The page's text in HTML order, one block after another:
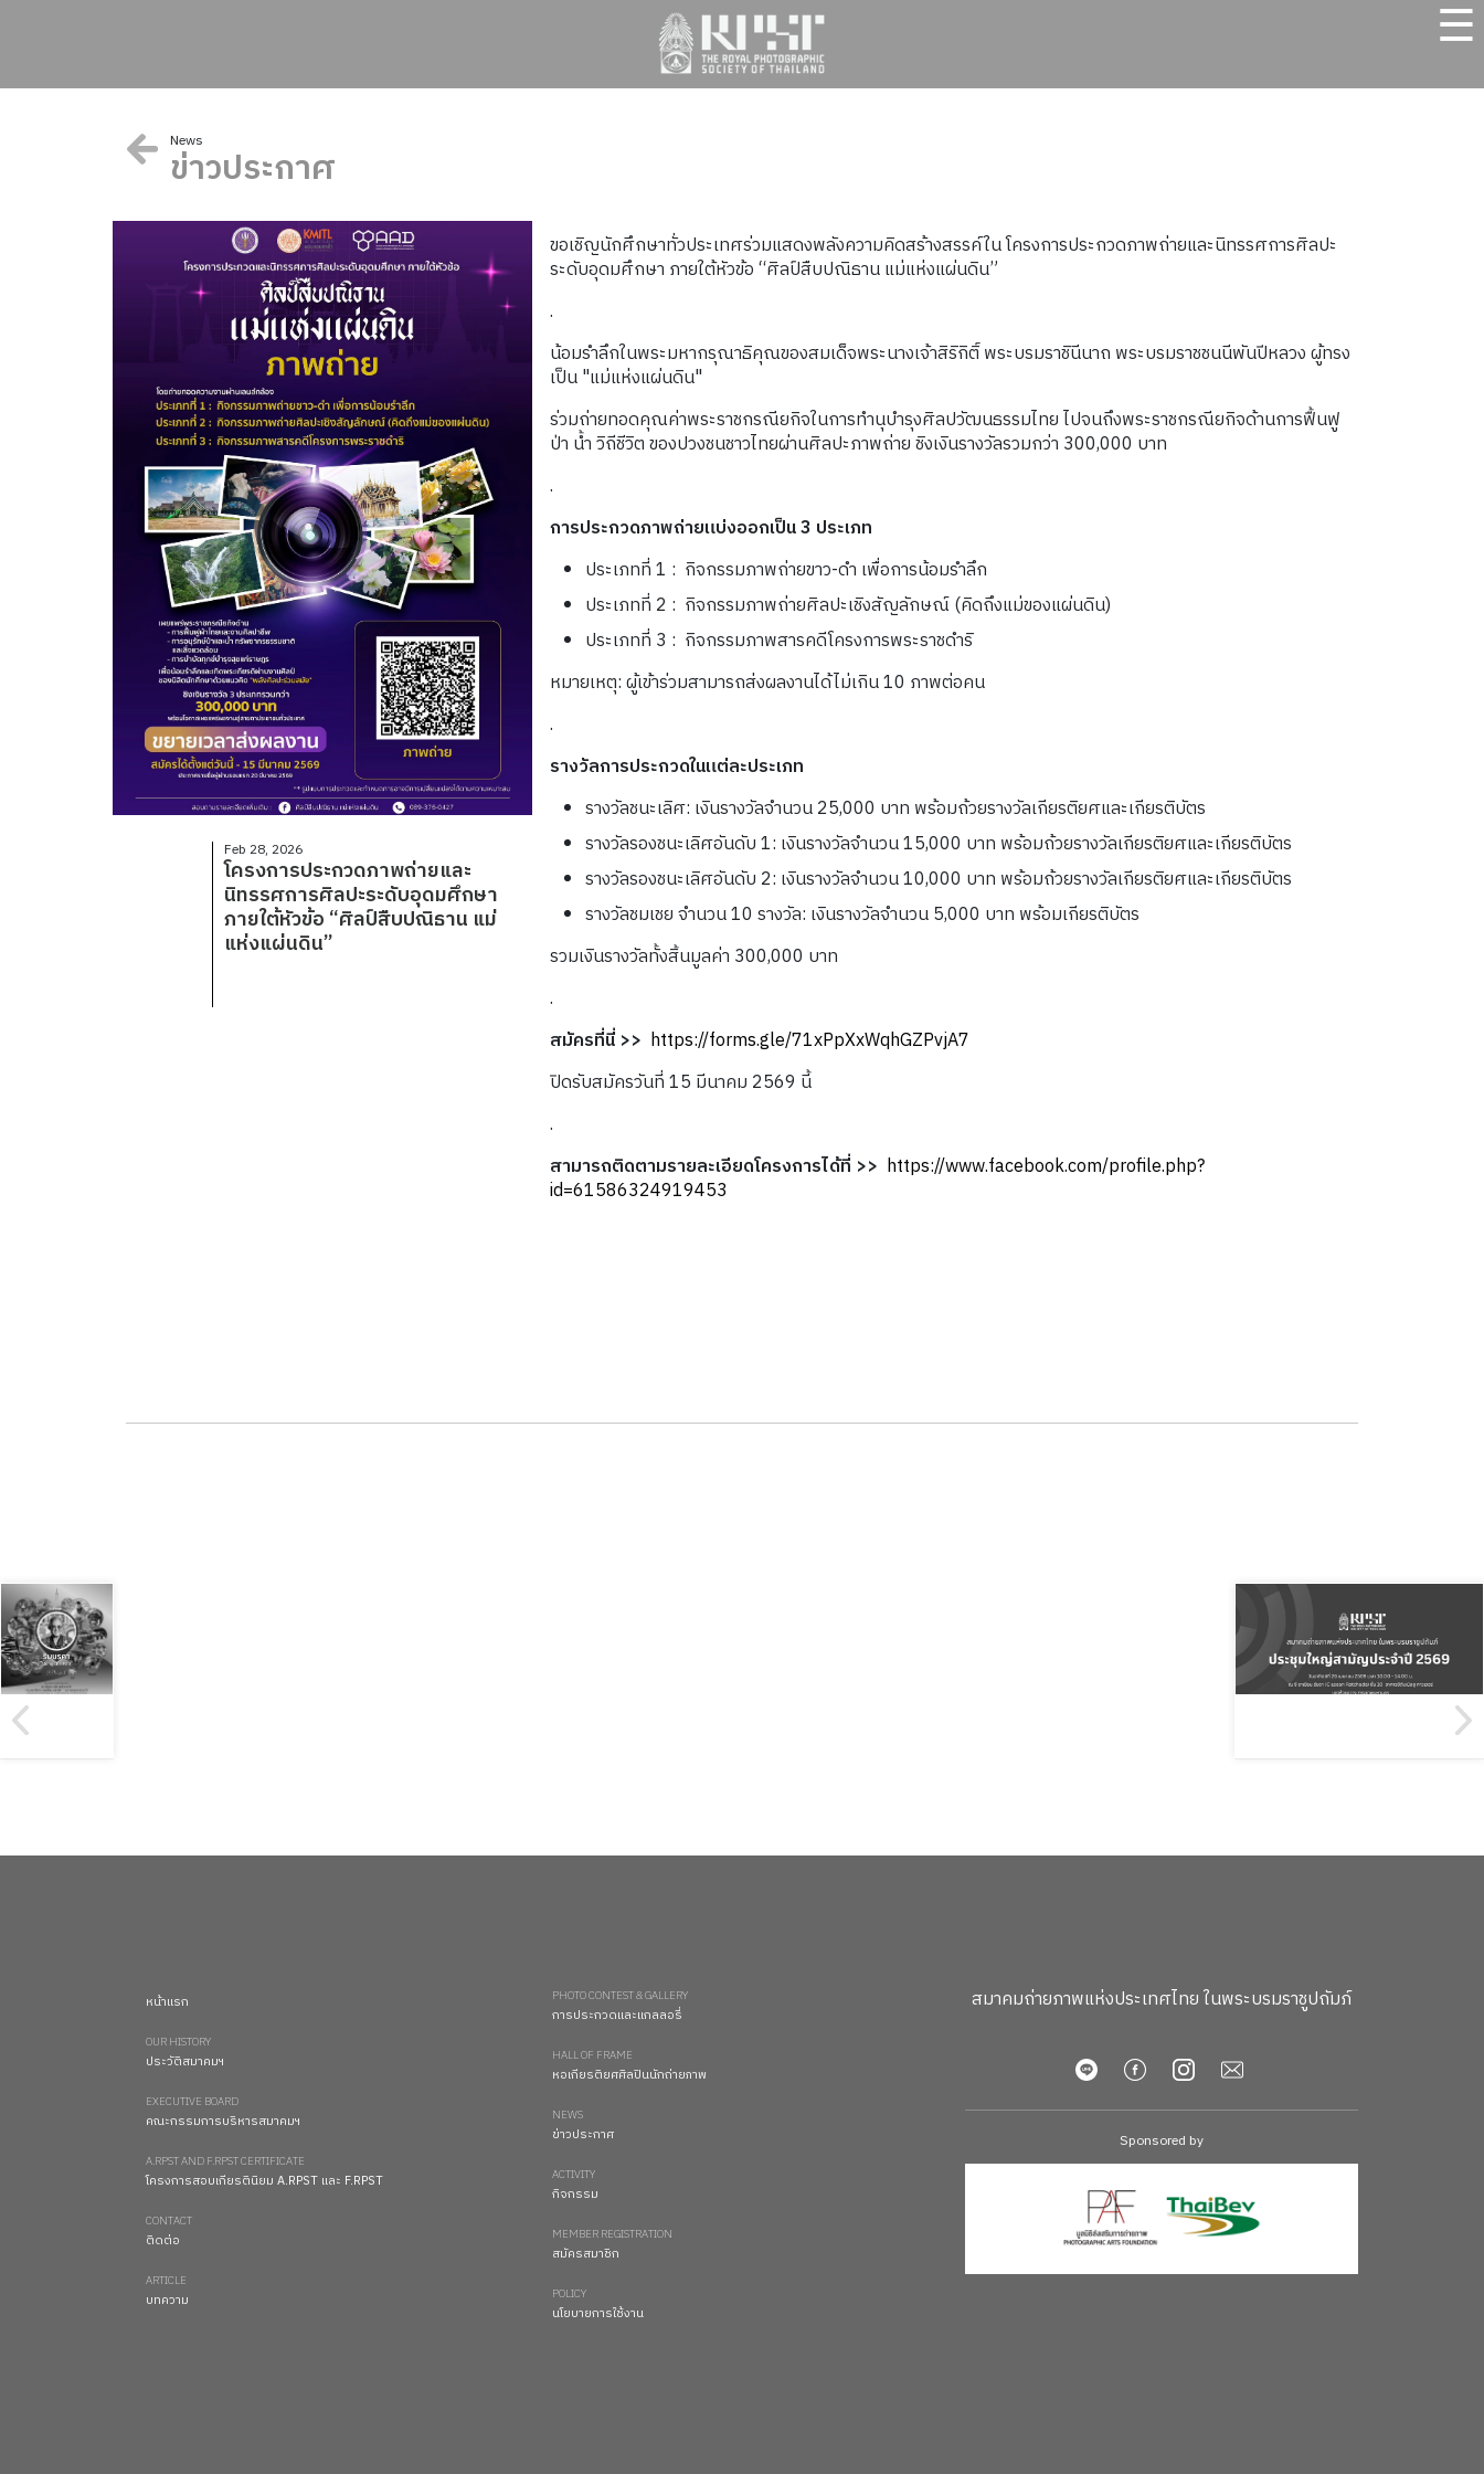
☰
News
ข่าวประกาศ
Feb 28, 2026
โครงการประกวดภาพถ่ายและ
นิทรรศการศิลปะระดับอุดมศึกษา
ภายใต้หัวข้อ “ศิลป์สืบปณิธาน แม่
แห่งแผ่นดิน”
ขอเชิญนักศึกษาทั่วประเทศร่วมแสดงพลังความคิดสร้างสรรค์ใน โครงการประกวดภาพถ่ายและนิทรรศการศิลปะ
ระดับอุดมศึกษา ภายใต้หัวข้อ “ศิลป์สืบปณิธาน แม่แห่งแผ่นดิน”
.
น้อมรำลึกในพระมหากรุณาธิคุณของสมเด็จพระนางเจ้าสิริกิติ์ พระบรมราชินีนาถ พระบรมราชชนนีพันปีหลวง ผู้ทรง
เป็น "แม่แห่งแผ่นดิน"
ร่วมถ่ายทอดคุณค่าพระราชกรณียกิจในการทำนุบำรุงศิลปวัฒนธรรมไทย ไปจนถึงพระราชกรณียกิจด้านการฟื้นฟู
ป่า น้ำ วิถีชีวิต ของปวงชนชาวไทยผ่านศิลปะภาพถ่าย ชิงเงินรางวัลรวมกว่า 300,000 บาท
.
การประกวดภาพถ่ายแบ่งออกเป็น 3 ประเภท
ประเภทที่ 1 : กิจกรรมภาพถ่ายขาว-ดำ เพื่อการน้อมรำลึก
ประเภทที่ 2 : กิจกรรมภาพถ่ายศิลปะเชิงสัญลักษณ์ (คิดถึงแม่ของแผ่นดิน)
ประเภทที่ 3 : กิจกรรมภาพสารคดีโครงการพระราชดำริ
หมายเหตุ: ผู้เข้าร่วมสามารถส่งผลงานได้ไม่เกิน 10 ภาพต่อคน
.
รางวัลการประกวดในแต่ละประเภท
รางวัลชนะเลิศ: เงินรางวัลจำนวน 25,000 บาท พร้อมถ้วยรางวัลเกียรติยศและเกียรติบัตร
รางวัลรองชนะเลิศอันดับ 1: เงินรางวัลจำนวน 15,000 บาท พร้อมถ้วยรางวัลเกียรติยศและเกียรติบัตร
รางวัลรองชนะเลิศอันดับ 2: เงินรางวัลจำนวน 10,000 บาท พร้อมถ้วยรางวัลเกียรติยศและเกียรติบัตร
รางวัลชมเชย จำนวน 10 รางวัล: เงินรางวัลจำนวน 5,000 บาท พร้อมเกียรติบัตร
รวมเงินรางวัลทั้งสิ้นมูลค่า 300,000 บาท
.
สมัครที่นี่ >> https://forms.gle/71xPpXxWqhGZPvjA7
ปิดรับสมัครวันที่ 15 มีนาคม 2569 นี้
.
สามารถติดตามรายละเอียดโครงการได้ที่ >> https://www.facebook.com/profile.php?
id=61586324919453
หน้าแรก
OUR HISTORY
ประวัติสมาคมฯ
EXECUTIVE BOARD
คณะกรรมการบริหารสมาคมฯ
A.RPST AND F.RPST CERTIFICATE
โครงการสอบเกียรตินิยม A.RPST และ F.RPST
CONTACT
ติดต่อ
ARTICLE
บทความ
PHOTO CONTEST & GALLERY
การประกวดและแกลลอรี่
HALL OF FRAME
หอเกียรติยศศิลปินนักถ่ายภาพ
NEWS
ข่าวประกาศ
ACTIVITY
กิจกรรม
MEMBER REGISTRATION
สมัครสมาชิก
POLICY
นโยบายการใช้งาน
สมาคมถ่ายภาพแห่งประเทศไทย ในพระบรมราชูปถัมภ์
Sponsored by